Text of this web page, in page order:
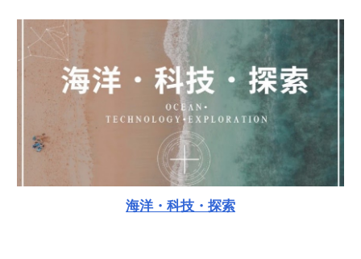
海洋・科技・探索